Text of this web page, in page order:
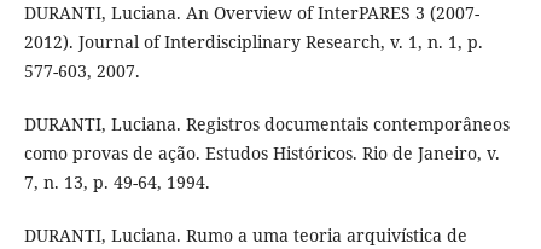
DURANTI, Luciana. An Overview of InterPARES 3 (2007-
2012). Journal of Interdisciplinary Research, v. 1, n. 1, p.
577-603, 2007.
DURANTI, Luciana. Registros documentais contemporâneos
como provas de ação. Estudos Históricos. Rio de Janeiro, v.
7, n. 13, p. 49-64, 1994.
DURANTI, Luciana. Rumo a uma teoria arquivística de